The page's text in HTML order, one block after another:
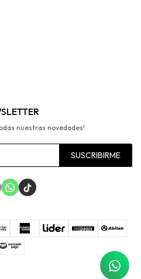
nuestras novedades!
SUSCRIBIRME
 